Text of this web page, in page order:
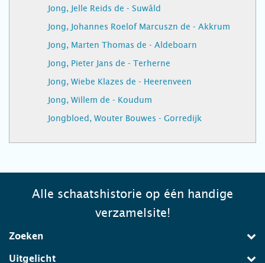
Jong, Jelle Reids de - Suwâld
Jong, Johannes Roelof Marcuszn de - Akkrum
Jong, Marten Thomas de - Aldeboarn
Jong, Pieter Jans de - Terherne
Jong, Wiebe Klazes de - Heerenveen
Jong, Willem de - Koudum
Jongbloed, Wouter Bouwes - Gorredijk
Alle schaatshistorie op één handige
verzamelsite!
Zoeken
Uitgelicht